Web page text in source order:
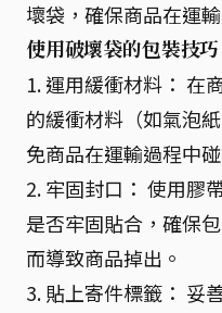
壞袋，確保商品在運
使用破壞袋的包裝技巧
1. 運用緩衝材料： 在
的緩衝材料（如氣泡
免商品在運輸過程中
2. 牢固封口： 使用膠
是否牢固貼合，確保
而導致商品掉出。
3. 貼上寄件標籤： 妥